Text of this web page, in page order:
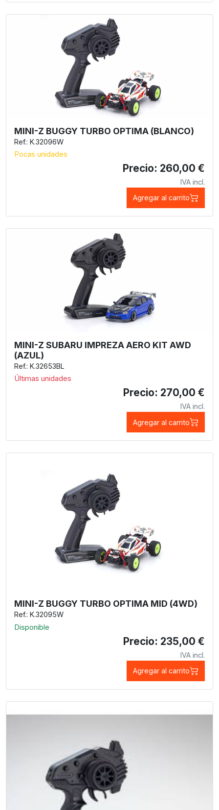
MINI-Z BUGGY TURBO OPTIMA (BLANCO)
Ref.: K.32096W
Pocas unidades
Precio: 260,00 €
IVA incl.
Agregar al carrito
MINI-Z SUBARU IMPREZA AERO KIT AWD
(AZUL)
Ref.: K.32653BL
Últimas unidades
Precio: 270,00 €
IVA incl.
Agregar al carrito
MINI-Z BUGGY TURBO OPTIMA MID (4WD)
Ref.: K.32095W
Disponible
Precio: 235,00 €
IVA incl.
Agregar al carrito